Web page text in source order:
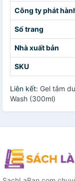
Công ty phát
Số trang
Nhà xuất bản
SKU
Liên kết: Gel tắm
Wash (300ml)